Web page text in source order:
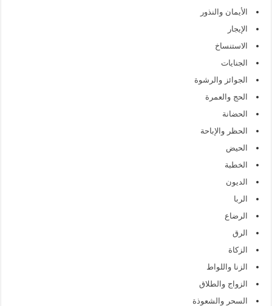
الأيمان والنذور
الإيجار
الاستنساخ
الجنايات
الجوائز والرشوة
الحج والعمرة
الحضانة
الحظر والإباحة
الحيض
الخطبة
الديون
الربا
الرضاع
الرق
الزكاة
الزنا واللواط
الزواج والطلاق
السحر والشعوذة